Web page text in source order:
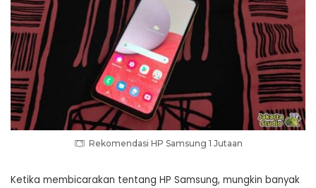
Rekomendasi HP Samsung 1 Jutaan
Ketika membicarakan tentang HP Samsung, mungkin banyak